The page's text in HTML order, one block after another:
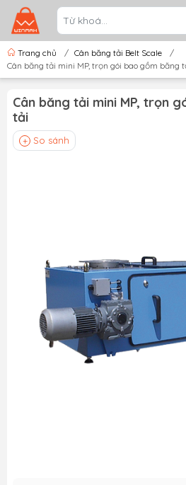
Trang chủ / Cân băng tải Belt Scale
/
Cân băng tải mini MP, trọn gói bao gồm băng
Cân băng tải mini MP, trọn
tải
So sánh